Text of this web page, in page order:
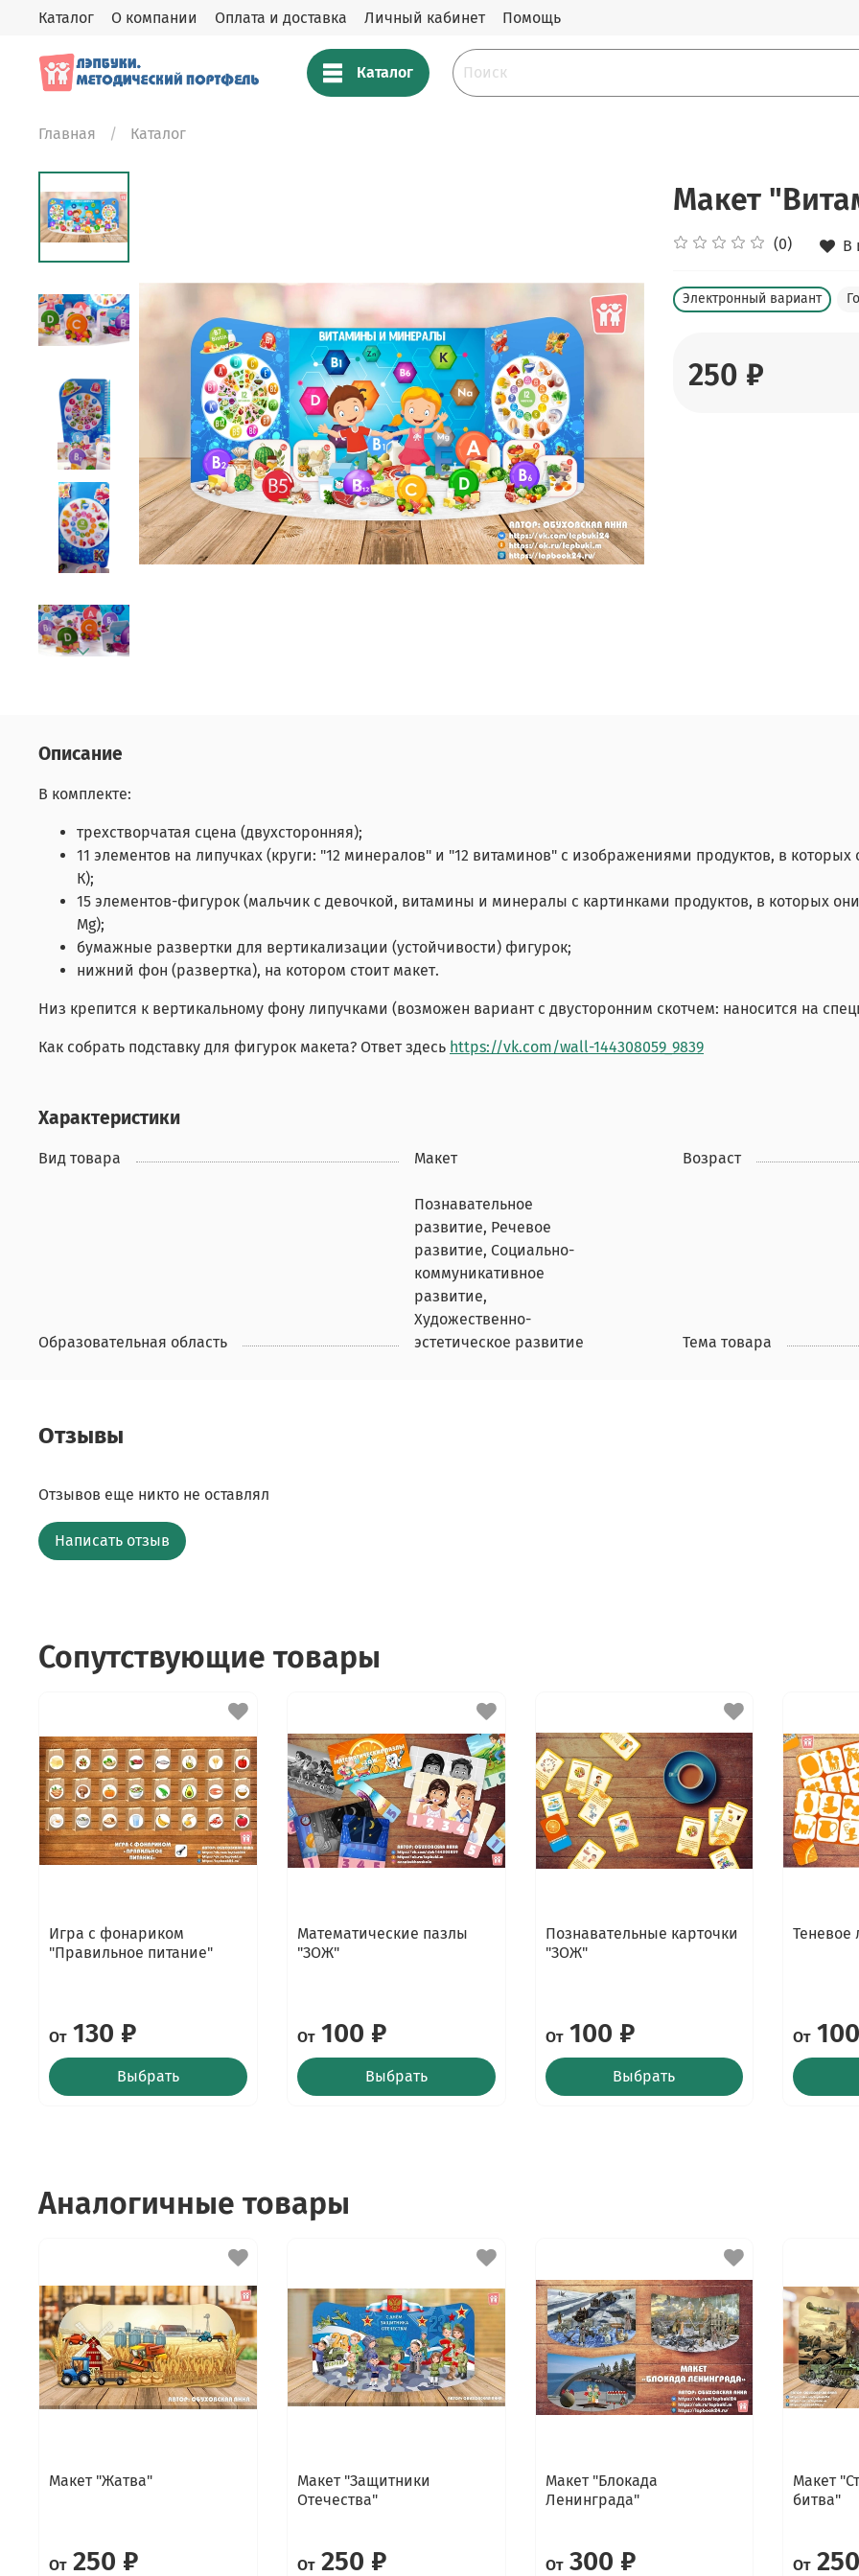
Каталог О компании Оплата и доставка Личный кабинет Помощь
Каталог
Главная Каталог
Макет
(0) В
Электронный вариант
250 ₽
Описание
В комплекте:
трехстворчатая сцена (двухсторонняя);
11 элементов на липучках (круги: "12 минералов" и "12 витаминов" с изображениями продуктов, в
К);
15 элементов-фигурок (мальчик с девочкой, витамины и минералы с картинками продуктов, в которых они
Mg);
бумажные развертки для вертикализации (устойчивости) фигурок;
нижний фон (развертка), на котором стоит макет.
Низ крепится к вертикальному фону липучками (возможен вариант с двусторонним скотчем: наносится на
Как собрать подставку для фигурок макета? Ответ здесь https://vk.com/wall-144308059_9839
Характеристики
Вид товара Макет Возраст
Образовательная область
Познавательное
развитие, Речевое
развитие, Социально-
коммуникативное
развитие,
Художественно-
эстетическое развитие
Тема товара
Отзывы
Отзывов еще никто не оставлял
Написать отзыв
Сопутствующие товары
Игра с фонариком
"Правильное питание"
От130 ₽
Выбрать
Математические пазлы
"ЗОЖ"
От100 ₽
Выбрать
Познавательные карточки
"ЗОЖ"
От100 ₽
Выбрать
Теневое
От
Аналогичные товары
Макет "Жатва"
От250 ₽
Макет "Защитники
Отечества"
От250 ₽
Макет "Блокада
Ленинграда"
От300 ₽
Макет
битва"
От